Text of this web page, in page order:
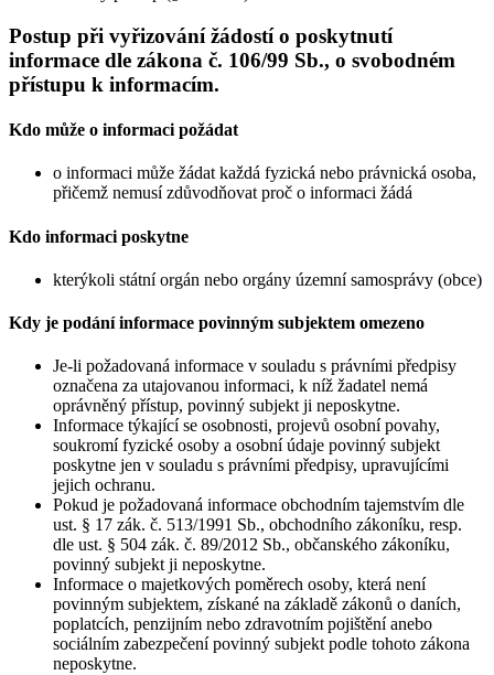
Postup při vyřizování žádostí o poskytnutí
informace dle zákona č. 106/99 Sb., o svobodném
přístupu k informacím.
Kdo může o informaci požádat
o informaci může žádat každá fyzická nebo právnická osoba,
přičemž nemusí zdůvodňovat proč o informaci žádá
Kdo informaci poskytne
kterýkoli státní orgán nebo orgány územní samosprávy (obce)
Kdy je podání informace povinným subjektem omezeno
Je-li požadovaná informace v souladu s právními předpisy
označena za utajovanou informaci, k níž žadatel nemá
oprávněný přístup, povinný subjekt ji neposkytne.
Informace týkající se osobnosti, projevů osobní povahy,
soukromí fyzické osoby a osobní údaje povinný subjekt
poskytne jen v souladu s právními předpisy, upravujícími
jejich ochranu.
Pokud je požadovaná informace obchodním tajemstvím dle
ust. § 17 zák. č. 513/1991 Sb., obchodního zákoníku, resp.
dle ust. § 504 zák. č. 89/2012 Sb., občanského zákoníku,
povinný subjekt ji neposkytne.
Informace o majetkových poměrech osoby, která není
povinným subjektem, získané na základě zákonů o daních,
poplatcích, penzijním nebo zdravotním pojištění anebo
sociálním zabezpečení povinný subjekt podle tohoto zákona
neposkytne.